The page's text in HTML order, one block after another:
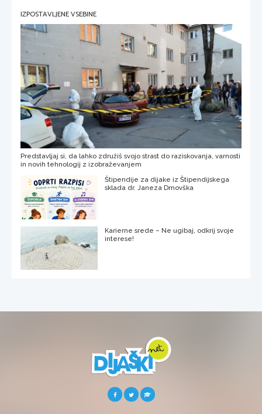
IZPOSTAVLJENE VSEBINE
Predstavljaj si, da lahko združiš svojo strast do raziskovanja, varnosti
in novih tehnologij z izobraževanjem
Štipendije za dijake iz Štipendijskega
sklada dr. Janeza Drnovška
Karierne srede – Ne ugibaj, odkrij svoje
interese!